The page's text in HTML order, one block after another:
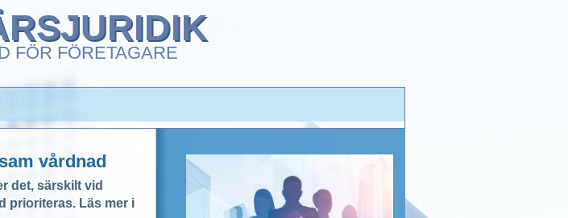
FÖR FÖRETAGARE
vårdnad
det, särskilt vid
prioriteras. Läs mer i